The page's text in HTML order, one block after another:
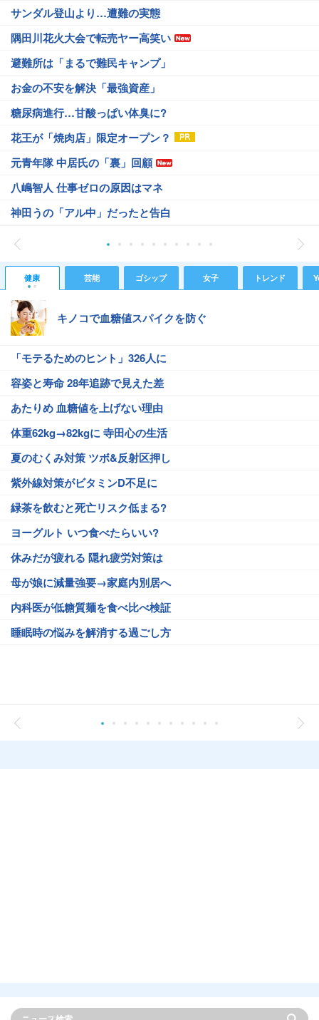
サンダル登山より…遭難の実態
隅田川花火大会で転売ヤー高笑い
避難所は「まるで難民キャンプ」
お金の不安を解決「最強資産」
糖尿病進行…甘酸っぱい体臭に?
花王が「焼肉店」限定オープン？
元青年隊 中居氏の「裏」回顧
八嶋智人 仕事ゼロの原因はマネ
神田うの「アル中」だったと告白
健康 芸能 ゴシップ 女子 トレンド
キノコで血糖値スパイクを防ぐ
「モテるためのヒント」326人に
容姿と寿命 28年追跡で見えた差
あたりめ 血糖値を上げない理由
体重62kg→82kgに 寺田心の生活
夏のむくみ対策 ツボ&反射区押し
紫外線対策がビタミンD不足に
緑茶を飲むと死亡リスク低まる?
ヨーグルト いつ食べたらいい?
休みだが疲れる 隠れ疲労対策は
母が娘に減量強要→家庭内別居へ
内科医が低糖質麺を食べ比べ検証
睡眠時の悩みを解消する過ごし方